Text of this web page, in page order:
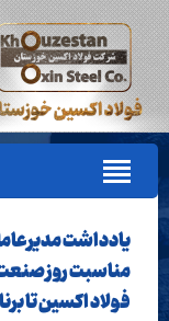
یادداشت
مناسبت روز
فولاد اکسین تا